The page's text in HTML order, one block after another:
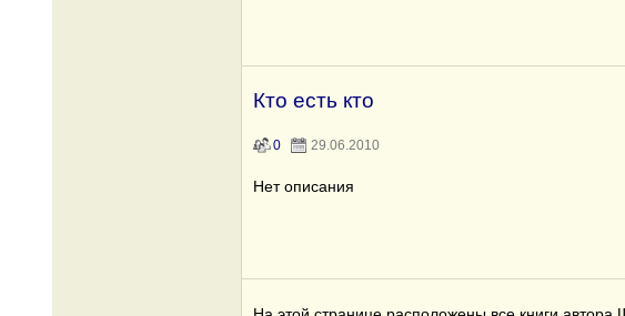
Кто есть кто
0 29.06.2010
Нет описания